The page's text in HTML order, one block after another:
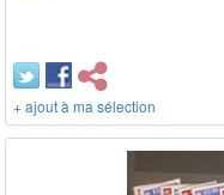
+ ajout à ma sélection